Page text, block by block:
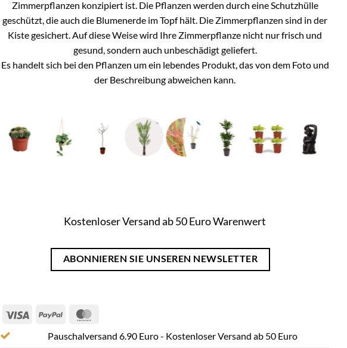
Zimmerpflanzen konzipiert ist. Die Pflanzen werden durch eine Schutzhülle
geschützt, die auch die Blumenerde im Topf hält. Die Zimmerpflanzen sind in der
Kiste gesichert. Auf diese Weise wird Ihre Zimmerpflanze nicht nur frisch und
gesund, sondern auch unbeschädigt geliefert.
Es handelt sich bei den Pflanzen um ein lebendes Produkt, das von dem Foto und
der Beschreibung abweichen kann.
Kostenloser Versand ab 50 Euro Warenwert
ABONNIEREN SIE UNSEREN NEWSLETTER
Visa PayPal
Pauschalversand 6.90 Euro - Kostenloser Versand ab 50 Euro